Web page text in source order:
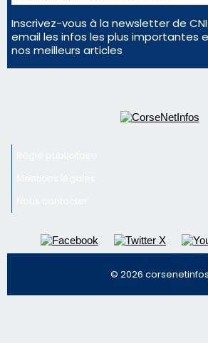
Régie publicitaire
Mentions légales
Nous contacter